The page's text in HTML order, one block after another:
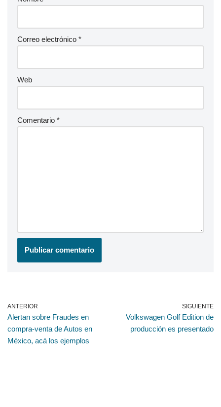
Correo electrónico *
Web
Comentario *
ANTERIOR
Alertan sobre Fraudes en
compra-venta de Autos en
México, acá los ejemplos
SIGUIENTE
Volkswagen Golf Edition de
producción es presentado